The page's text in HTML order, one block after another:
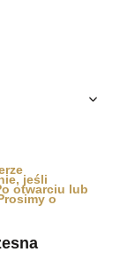
jeśli
otwarciu lub
o